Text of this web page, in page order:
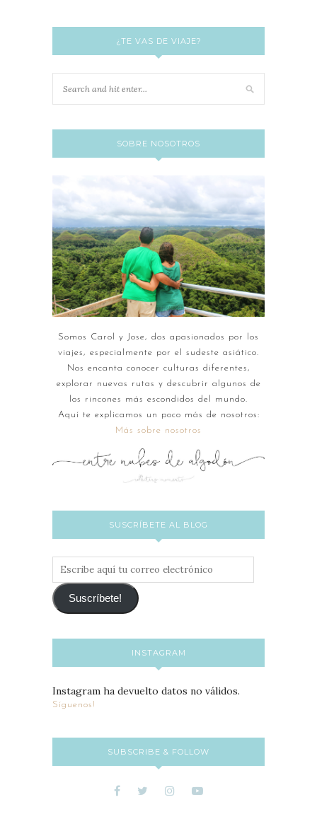
¿TE VAS DE VIAJE?
SOBRE NOSOTROS
Somos Carol y Jose, dos apasionados por los
viajes, especialmente por el sudeste asiático.
Nos encanta conocer culturas diferentes,
explorar nuevas rutas y descubrir algunos de
los rincones más escondidos del mundo.
Aquí te explicamos un poco más de nosotros:
Más sobre nosotros
SUSCRÍBETE AL BLOG
tu
correo
Suscríbete!
INSTAGRAM
Instagram ha devuelto datos no válidos.
Síguenos!
SUBSCRIBE & FOLLOW